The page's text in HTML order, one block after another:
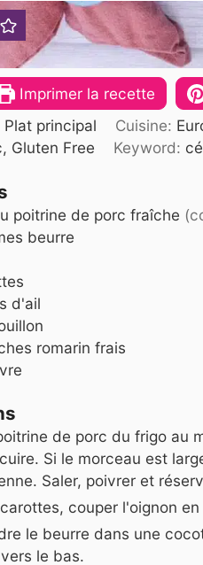
Imprimer la recette
Plat principal Cuisine:
Gluten Free Keyword:
poitrine de porc fraîche
beurre
d'ail
romarin frais
de porc du frigo au
Si le morceau est
Saler, poivrer et
couper l'oignon
le beurre dans une
le bas.